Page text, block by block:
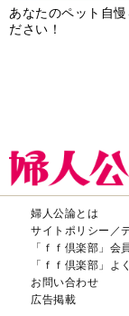
お問い合わせ
広告掲載